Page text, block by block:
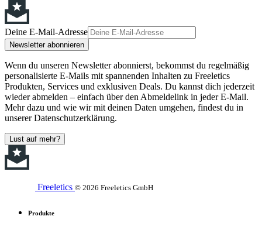
Deine E-Mail-Adresse
Newsletter abonnieren
Wenn du unseren Newsletter abonnierst, bekommst du regelmäßig
personalisierte E-Mails mit spannenden Inhalten zu Freeletics
Produkten, Services und exklusiven Deals. Du kannst dich jederzeit
wieder abmelden – einfach über den Abmeldelink in jeder E-Mail.
Mehr dazu und wie wir mit deinen Daten umgehen, findest du in
unserer Datenschutzerklärung.
Lust auf mehr?
Freeletics © 2026 Freeletics GmbH
Produkte